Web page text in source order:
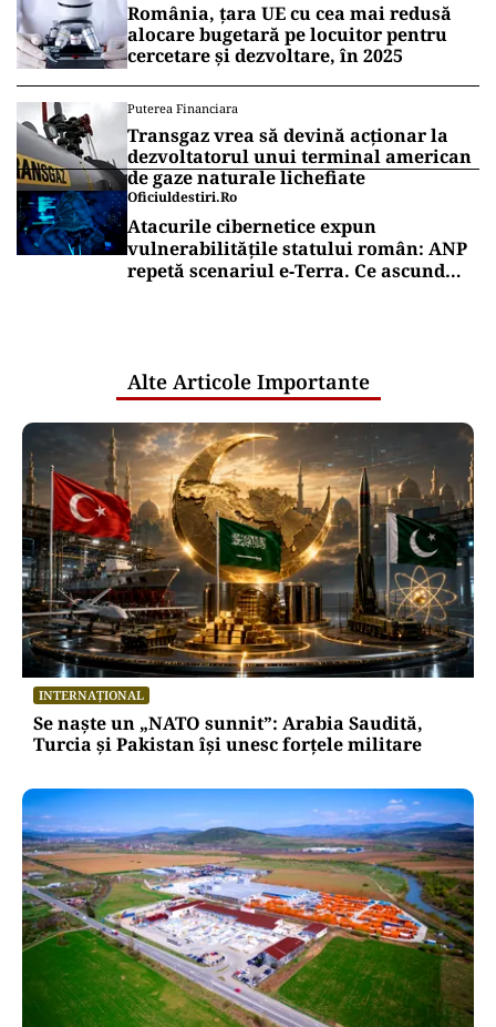
România, țara UE cu cea mai redusă
alocare bugetară pe locuitor pentru
cercetare și dezvoltare, în 2025
Puterea Financiara
Transgaz vrea să devină acționar la
dezvoltatorul unui terminal american
de gaze naturale lichefiate
Oficiuldestiri.ro
Atacurile cibernetice expun
vulnerabilitățile statului român: ANP
repetă scenariul e‑Terra. Ce ascund
Alte Articole Importante
INTERNAȚIONAL
Se naște un „NATO sunnit”: Arabia Saudită,
Turcia și Pakistan își unesc forțele militare